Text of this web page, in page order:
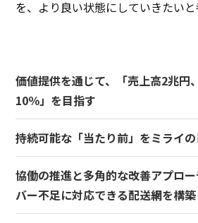
を、より良い状態にしていきたいと
価値提供を通じて、「売上高2兆円
10％」を目指す
持続可能な「当たり前」をミライ
協働の推進と多角的な改善アプロ
バー不足に対応できる配送網を構築